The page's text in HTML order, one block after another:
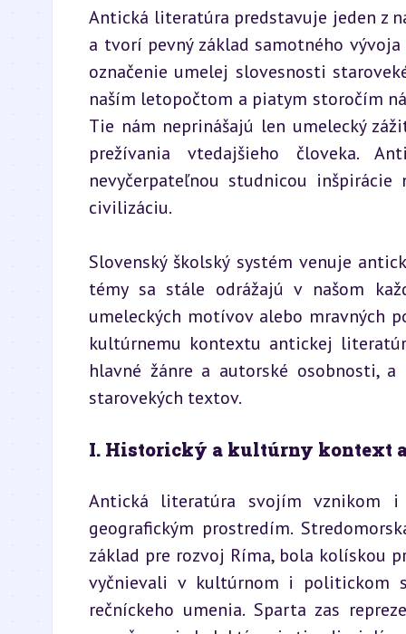
Antická literatúra predstavuje jeden z
a tvorí pevný základ samotného
označenie umelej slovesnosti
naším letopočtom a piatym storočím
Tie nám neprinášajú len umelecký
prežívania vtedajšieho človeka.
nevyčerpateľnou studnicou
civilizáciu.
Slovenský školský systém venuje
témy sa stále odrážajú v našom
umeleckých motívov alebo mravných
kultúrnemu kontextu antickej
hlavné žánre a autorské osobnosti,
starovekých textov.
I. Historický a kultúrny kontext
Antická literatúra svojím vznikom i
geografickým prostredím.
základ pre rozvoj Ríma, bola kolískou
vyčnievali v kultúrnom i politickom
rečníckeho umenia. Sparta zas